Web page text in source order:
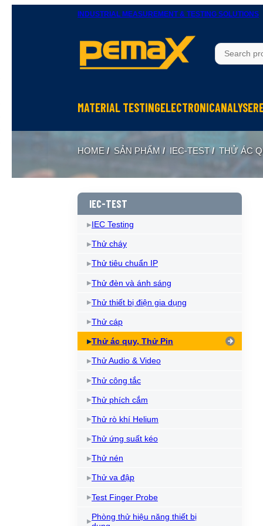
INDUSTRIAL MEASUREMENT & TESTING SOLUTIONS
MATERIAL TESTING
Thử độ bền vật liệu
Thử nghiệm rung
Máy đo độ cứng
Thiết bị chuẩn bị mẫu
ELECTRONIC
Meters, Anlyser
Test sản phẩm điện tử
ANALYSER
Thermal
HOME / SẢN PHẨM / IEC-TEST / THỬ ÁC
IEC-TEST
IEC Testing
Thử cháy
Thử tiêu chuẩn IP
Thử đèn và ánh sáng
Thử thiết bị điện gia dụng
Thử cáp
Thử ác quy, Thử Pin
Thử Audio & Video
Thử công tắc
Thử phích cắm
Thử rò khí Helium
Thử ứng suất kéo
Thử nén
Thử va đập
Test Finger Probe
Phòng thử hiệu năng thiết bị